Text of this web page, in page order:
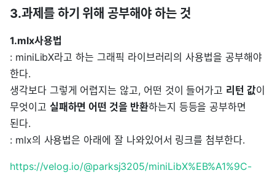
3.과제를 하기 위해 공부해야 하는 것
1.mlx사용법
: miniLibX라고 하는 그래픽 라이브러리의 사용법을 공부해야
한다.
생각보다 그렇게 어렵지는 않고, 어떤 것이 들어가고 리턴 값이
무엇이고 실패하면 어떤 것을 반환하는지 등등을 공부하면
된다.
: mlx의 사용법은 아래에 잘 나와있어서 링크를 첨부한다.
https://velog.io/@parksj3205/miniLibX%EB%A1%9C-